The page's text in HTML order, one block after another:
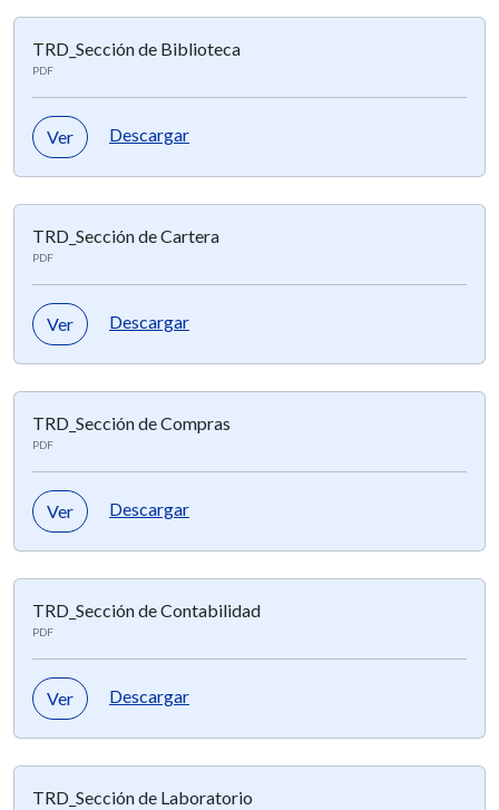
TRD_Sección de Biblioteca
PDF
Ver Descargar
TRD_Sección de Cartera
PDF
Ver Descargar
TRD_Sección de Compras
PDF
Ver Descargar
TRD_Sección de Contabilidad
PDF
Ver Descargar
TRD_Sección de Laboratorio